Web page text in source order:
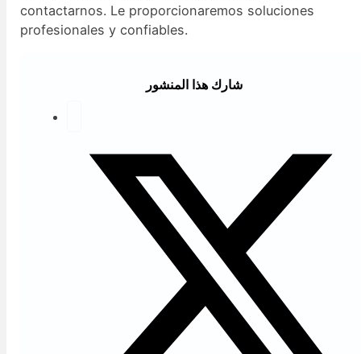
contactarnos. Le proporcionaremos soluciones
profesionales y confiables.
شارك هذا المنشور